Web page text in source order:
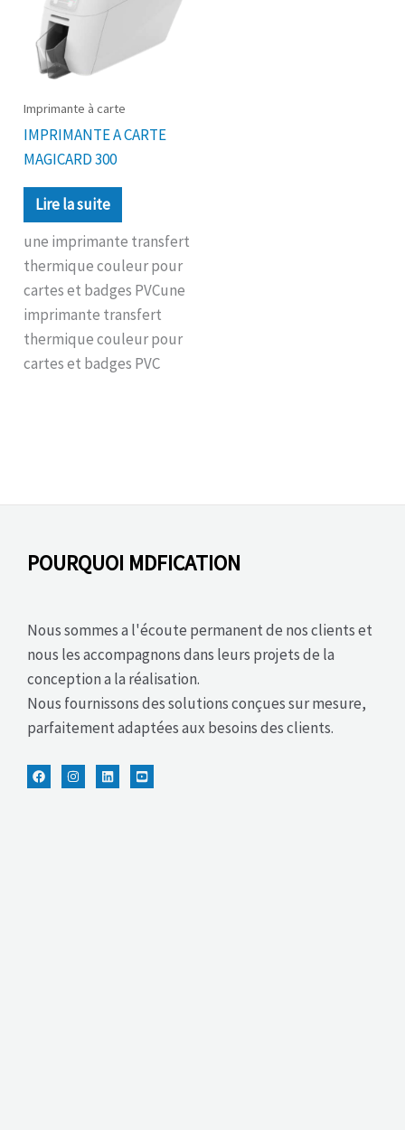
Imprimante à carte
IMPRIMANTE A CARTE
MAGICARD 300
Lire la suite
une imprimante transfert
thermique couleur pour
cartes et badges PVCune
imprimante transfert
thermique couleur pour
cartes et badges PVC
POURQUOI MDFICATION
Nous sommes a l'écoute permanent de nos clients et
nous les accompagnons dans leurs projets de la
conception a la réalisation.
Nous fournissons des solutions conçues sur mesure,
parfaitement adaptées aux besoins des clients.